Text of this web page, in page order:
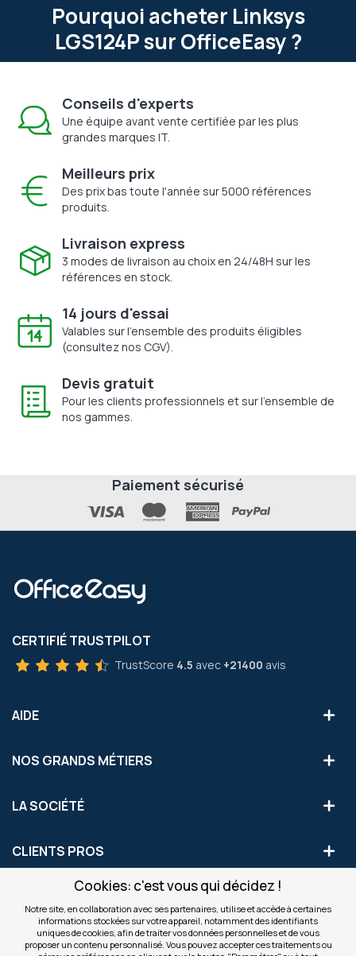
Cookies: c'est vous qui décidez !
Notre site, en collaboration avec ses partenaires, utilise et accède à certaines
informations stockées sur votre appareil, notamment des identifiants
uniques de cookies, afin de traiter vos données personnelles et de vous
proposer un contenu personnalisé. Vous pouvez accepter ces traitements ou
Pourquoi acheter Linksys
LGS124P sur OfficeEasy ?
Conseils d'experts
Une équipe avant vente certifiée par les plus
grandes marques IT.
Meilleurs prix
Des prix bas toute l'année sur 5000 références
produits.
Livraison express
3 modes de livraison au choix en 24/48H sur les
références en stock.
14 jours d'essai
Valables sur l'ensemble des produits éligibles
(consultez nos CGV).
Devis gratuit
Pour les clients professionnels et sur l'ensemble de
nos gammes.
Paiement sécurisé
CERTIFIÉ TRUSTPILOT
TrustScore 4.5 avec +21400 avis
AIDE
NOS GRANDS MÉTIERS
LA SOCIÉTÉ
CLIENTS PROS
S'INSCRIRE AUX OFFRES COMMERCIALES
Inscription
Valider